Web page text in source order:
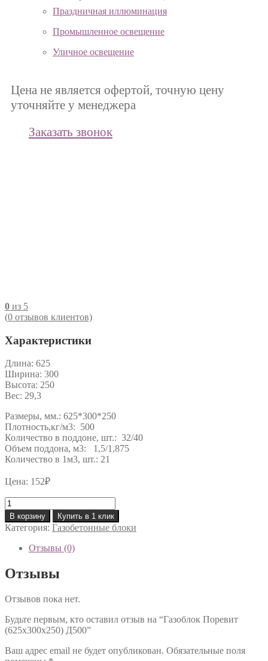
Праздничная иллюминация
Промышленное освещение
Уличное освещение
Цена не является офертой, точную цену
уточняйте у менеджера
Заказать звонок
0 из 5
(0 отзывов клиентов)
Характеристики
Длина: 625
Ширина: 300
Высота: 250
Вес: 29,3
Размеры, мм.: 625*300*250
Плотность,кг/м3: 500
Количество в поддоне, шт.: 32/40
Объем поддона, м3: 1,5/1,875
Количество в 1м3, шт.: 21
Цена: 152₽
Количество
товара
Газоблок
Поревит
(625х300х250)
В корзину Купить в 1 клик
Категория: Газобетонные блоки
Отзывы (0)
Отзывы
Отзывов пока нет.
Будьте первым, кто оставил отзыв на “Газоблок Поревит
(625х300х250) Д500”
Ваш адрес email не будет опубликован. Обязательные поля